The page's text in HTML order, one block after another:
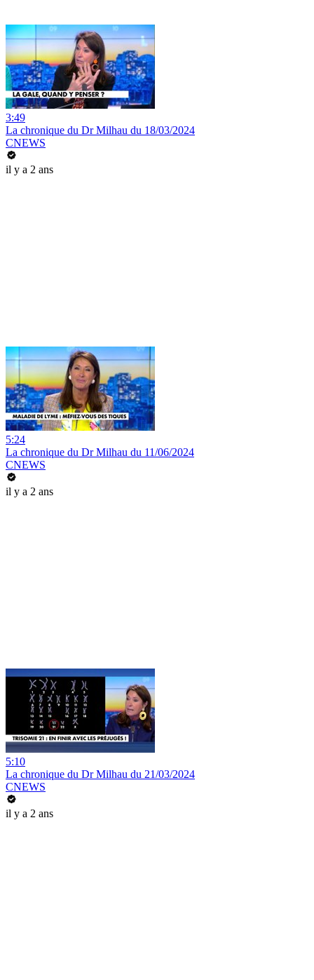
3:49
La chronique du Dr Milhau du 18/03/2024
CNEWS
il y a 2 ans
5:24
La chronique du Dr Milhau du 11/06/2024
CNEWS
il y a 2 ans
5:10
La chronique du Dr Milhau du 21/03/2024
CNEWS
il y a 2 ans